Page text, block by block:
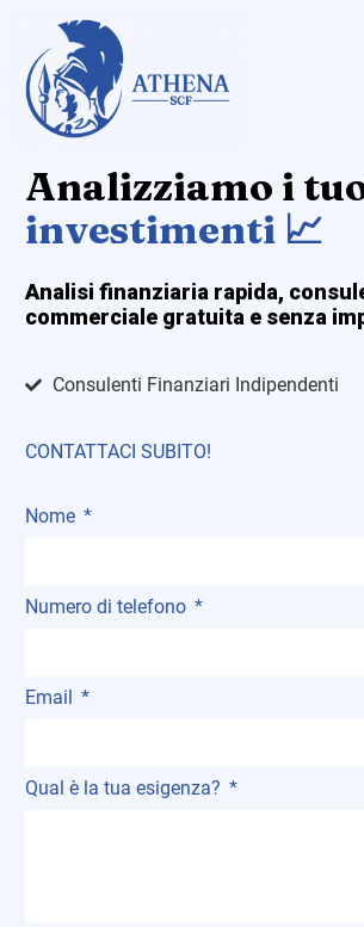
Analizziamo i
investimenti 📈
Analisi finanziaria rapida,
commerciale gratuita e senza
Consulenti Finanziari Indipendenti
CONTATTACI SUBITO!
Nome
Numero di telefono
Email
Qual è la tua esigenza?